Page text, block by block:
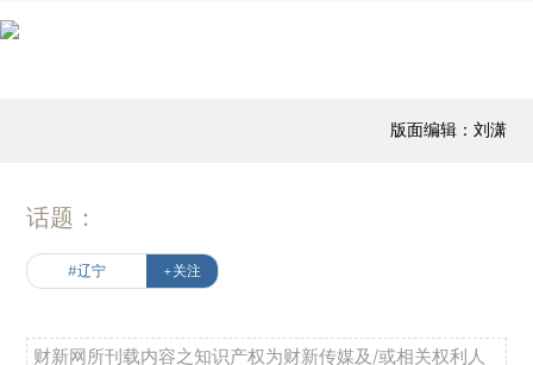
版面编辑：刘潇
话题：
#辽宁 +关注
财新网所刊载内容之知识产权为财新传媒及/或相关权利人